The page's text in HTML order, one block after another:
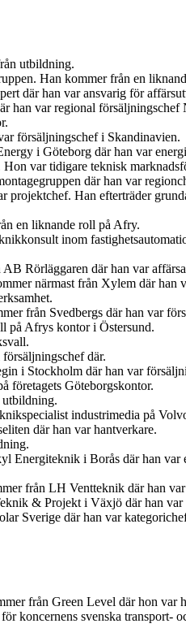
utbildning.
Han kommer från en
där han var ansvarig för
han var regional försäljningschef
försäljningschef i Skandinavien.
i Göteborg där han var
var tidigare teknisk
där han var
Han efterträder
en liknande roll på Afry.
inom
Rörläggaren där han var
närmast från Xylem där han
från Svedbergs där han var
på Afrys kontor i Östersund.
där.
i Stockholm där han var
företagets Göteborgskontor.
industrimedia på
där han var hantverkare.
Energiteknik i Borås där han var
från LH Ventteknik där han
& Projekt i Växjö där han var
Sverige där han var
från Green Level där hon var
koncernens svenska transport-